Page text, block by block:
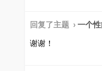
回复了主题 › 一个
谢谢！